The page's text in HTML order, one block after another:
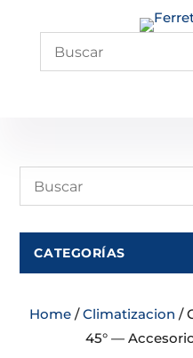
CATEGORÍAS
Home /Climatizacion /
45° —